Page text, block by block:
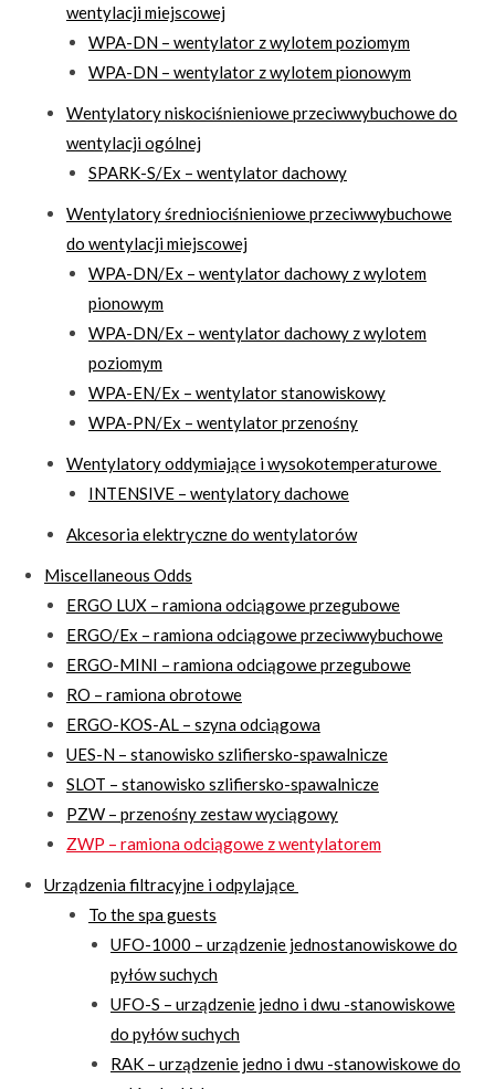
wentylacji miejscowej
WPA-DN – wentylator z wylotem poziomym
WPA-DN – wentylator z wylotem pionowym
Wentylatory niskociśnieniowe przeciwwybuchowe do
wentylacji ogólnej
SPARK-S/Ex – wentylator dachowy
Wentylatory średniociśnieniowe przeciwwybuchowe
do wentylacji miejscowej
WPA-DN/Ex – wentylator dachowy z wylotem
pionowym
WPA-DN/Ex – wentylator dachowy z wylotem
poziomym
WPA-EN/Ex – wentylator stanowiskowy
WPA-PN/Ex – wentylator przenośny
Wentylatory oddymiające i wysokotemperaturowe
INTENSIVE – wentylatory dachowe
Akcesoria elektryczne do wentylatorów
Miscellaneous Odds
ERGO LUX – ramiona odciągowe przegubowe
ERGO/Ex – ramiona odciągowe przeciwwybuchowe
ERGO-MINI – ramiona odciągowe przegubowe
RO – ramiona obrotowe
ERGO-KOS-AL – szyna odciągowa
UES-N – stanowisko szlifiersko-spawalnicze
SLOT – stanowisko szlifiersko-spawalnicze
PZW – przenośny zestaw wyciągowy
ZWP – ramiona odciągowe z wentylatorem
Urządzenia filtracyjne i odpylające
To the spa guests
UFO-1000 – urządzenie jednostanowiskowe do
pyłów suchych
UFO-S – urządzenie jedno i dwu -stanowiskowe
do pyłów suchych
RAK – urządzenie jedno i dwu -stanowiskowe do